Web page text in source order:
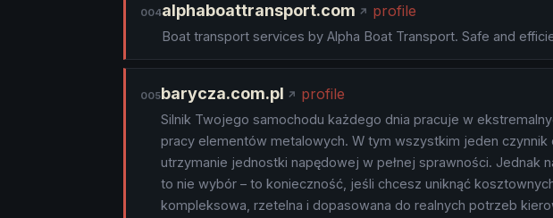
004alphaboattransport.com profile
Boat transport services by Alpha Boat Transport. Safe and
005barycza.com.pl profile
Silnik Twojego samochodu każdego dnia pracuje w
pracy elementów metalowych. W tym wszystkim jeden
utrzymanie jednostki napędowej w pełnej sprawności. Jednak
to nie wybór – to konieczność, jeśli chcesz uniknąć
kompleksowa, rzetelna i dopasowana do realnych potrzeb